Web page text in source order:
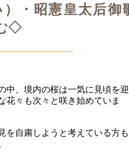
・昭憲皇太后御
◇
中、境内の桜は一気に見頃を迎
花々も次々と咲き始めていま
を自粛しようと考えている方も